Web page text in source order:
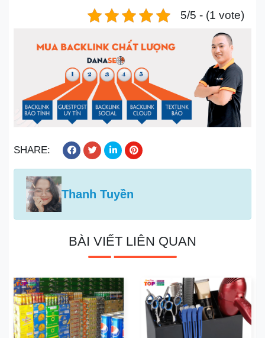
5/5 - (1 vote)
SHARE:
Thanh Tuyền
BÀI VIẾT LIÊN QUAN